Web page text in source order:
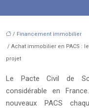
/ Financement immobilier
/ Achat immobilier en PACS :
projet
Le Pacte Civil de
considérable en
nouveaux PACS